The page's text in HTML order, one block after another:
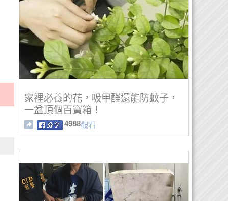
家裡必養的花，吸甲醛還能防蚊子，
一盆頂個百寶箱！
4988觀看